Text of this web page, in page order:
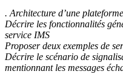
. Architecture d’une
Décrire les fonctionnalités
service IMS
Proposer deux exemples de
Décrire le scénario de
mentionnant les messages